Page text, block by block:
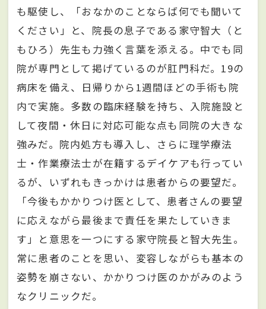
も駆使し、「おなかのことならば何でも聞いて
ください」と、院長の息子である家守智大（と
もひろ）先生も力強く言葉を添える。中でも同
院が専門として掲げているのが肛門科だ。19の
病床を備え、日帰りから1週間ほどの手術も院
内で実施。多数の臨床経験を持ち、入院施設と
して夜間・休日に対応可能な点も同院の大きな
強みだ。院内処方も導入し、さらに理学療法
士・作業療法士が在籍するデイケアも行ってい
るが、いずれもきっかけは患者からの要望だ。
「今後もかかりつけ医として、患者さんの要望
に応えながら最後まで責任を果たしていきま
す」と意思を一つにする家守院長と智大先生。
常に患者のことを思い、変容しながらも基本の
姿勢を崩さない、かかりつけ医のかがみのよう
なクリニックだ。